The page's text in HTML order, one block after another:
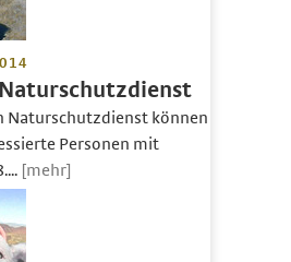
Naturschutzdienst können
Personen mit
[mehr]